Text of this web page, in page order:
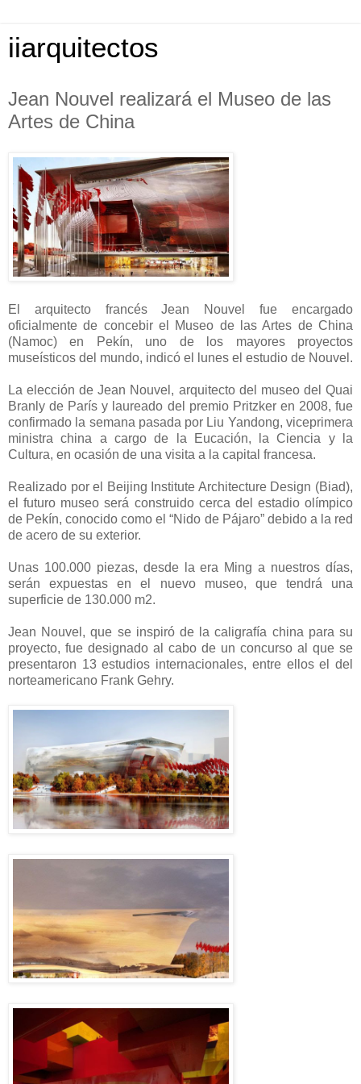
iiarquitectos
Jean Nouvel realizará el Museo de las
Artes de China
El arquitecto francés Jean Nouvel fue encargado
oficialmente de concebir el Museo de las Artes de China
(Namoc) en Pekín, uno de los mayores proyectos
museísticos del mundo, indicó el lunes el estudio de Nouvel.
La elección de Jean Nouvel, arquitecto del museo del Quai
Branly de París y laureado del premio Pritzker en 2008, fue
confirmado la semana pasada por Liu Yandong, viceprimera
ministra china a cargo de la Eucación, la Ciencia y la
Cultura, en ocasión de una visita a la capital francesa.
Realizado por el Beijing Institute Architecture Design (Biad),
el futuro museo será construido cerca del estadio olímpico
de Pekín, conocido como el “Nido de Pájaro” debido a la red
de acero de su exterior.
Unas 100.000 piezas, desde la era Ming a nuestros días,
serán expuestas en el nuevo museo, que tendrá una
superficie de 130.000 m2.
Jean Nouvel, que se inspiró de la caligrafía china para su
proyecto, fue designado al cabo de un concurso al que se
presentaron 13 estudios internacionales, entre ellos el del
norteamericano Frank Gehry.